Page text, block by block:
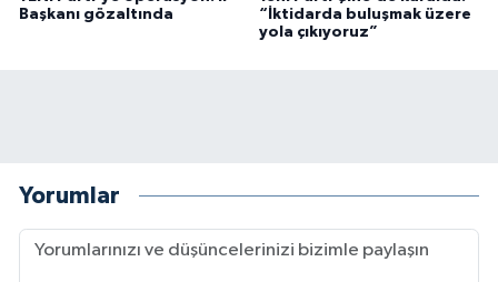
Başkanı gözaltında
“İktidarda buluşmak üzere
yola çıkıyoruz”
Yorumlar